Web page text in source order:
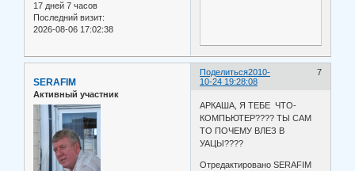
17 дней 7 часов
Последний визит:
2026-08-06 17:02:38
Поделиться 7
2010-
10-24 19:28:08
SERAFIM
Активный участник
АРКАША, Я ТЕБЕ ЧТО-
КОМПЬЮТЕР???? ТЫ САМ
ТО ПОЧЕМУ ВЛЕЗ В
УАЦЫ????
Отредактировано SERAFIM